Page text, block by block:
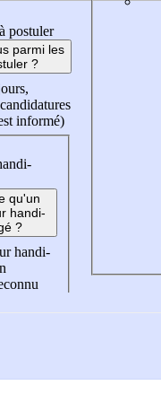
postuler
parmi les
?
informé)
qu'un
handi-
?
handi-